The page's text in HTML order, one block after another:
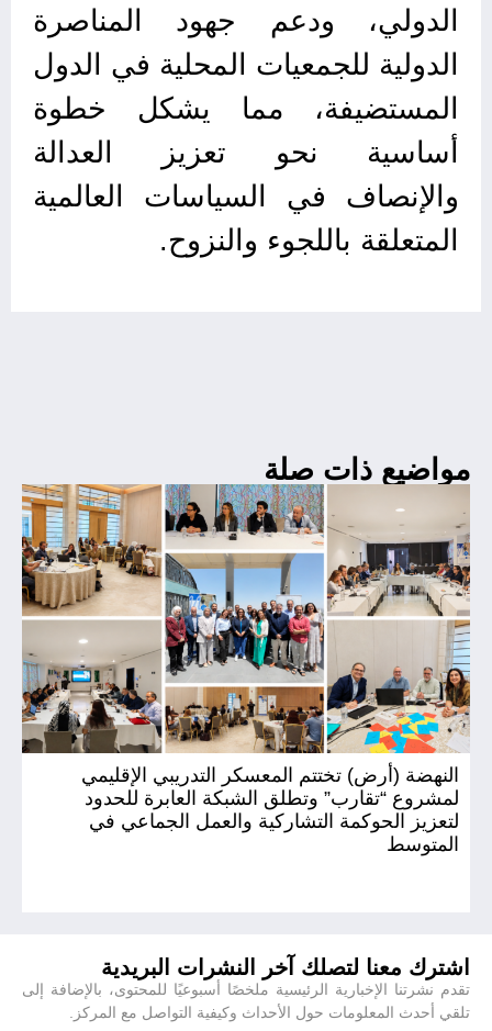
الدولي، ودعم جهود المناصرة
الدولية للجمعيات المحلية في الدول
المستضيفة، مما يشكل خطوة
أساسية نحو تعزيز العدالة
والإنصاف في السياسات العالمية
المتعلقة باللجوء والنزوح.
مواضيع ذات صلة
النهضة (أرض) تختتم المعسكر التدريبي الإقليمي
لمشروع “تقارب” وتطلق الشبكة العابرة للحدود
لتعزيز الحوكمة التشاركية والعمل الجماعي في
المتوسط
اشترك معنا لتصلك آخر النشرات البريدية
تقدم نشرتنا الإخبارية الرئيسية ملخصًا أسبوعيًا للمحتوى، بالإضافة إلى
تلقي أحدث المعلومات حول الأحداث وكيفية التواصل مع المركز.